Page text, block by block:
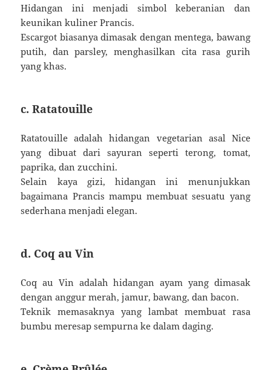
Hidangan ini menjadi simbol keberanian dan
keunikan kuliner Prancis.
Escargot biasanya dimasak dengan mentega, bawang
putih, dan parsley, menghasilkan cita rasa gurih
yang khas.
c. Ratatouille
Ratatouille adalah hidangan vegetarian asal Nice
yang dibuat dari sayuran seperti terong, tomat,
paprika, dan zucchini.
Selain kaya gizi, hidangan ini menunjukkan
bagaimana Prancis mampu membuat sesuatu yang
sederhana menjadi elegan.
d. Coq au Vin
Coq au Vin adalah hidangan ayam yang dimasak
dengan anggur merah, jamur, bawang, dan bacon.
Teknik memasaknya yang lambat membuat rasa
bumbu meresap sempurna ke dalam daging.